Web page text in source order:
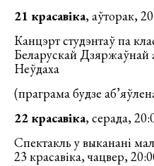
21 красавіка, аўторак,
Канцэрт студэнтаў па
Беларускай Дзяржаўнай
Неўдаха
(праграма будзе
22 красавіка, серада,
Спектакль у выканані
23 красавіка, чацвер,